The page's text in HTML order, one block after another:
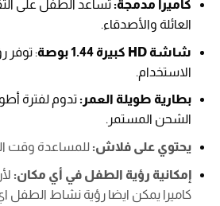
كاميرا مدمجة: تساعد الطفل على
العائلة والأصدقاء.
شاشة HD كبيرة 1.44 بوصة
: توفر
الاستخدام.
بطارية طويلة العمر: تدوم لفترة
الشحن المستمر.
يحتوي على فلاش: للمساعدة وقت
إمكانية رؤية الطفل في أي مكان:
كاميرا يمكن ايضا رؤية نشاط